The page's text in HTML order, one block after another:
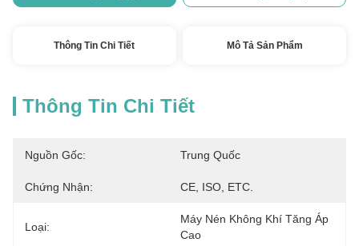
Thông Tin Chi Tiết Mô Tả Sản Phẩm
Thông Tin Chi Tiết
Nguồn Gốc: Trung Quốc
Chứng Nhận: CE, ISO, ETC.
Loại:
Máy Nén Không Khí Tăng Áp
Cao